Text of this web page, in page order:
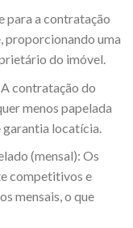
para a contratação
proporcionando uma
do imóvel.
contratação do
menos papelada
locatícia.
(mensal): Os
competitivos e
mensais, o que